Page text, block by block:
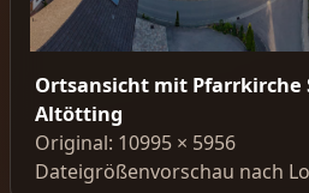
Ortsansicht mit Pfarrkirche
Altötting
Original: 10995 × 5956
Dateigrößenvorschau nach